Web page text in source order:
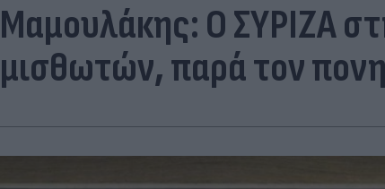
Μαμουλάκης: Ο ΣΥΡΙΖΑ
μισθωτών, παρά τον